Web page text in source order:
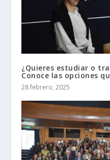
¿Quieres estudiar o
Conoce las opciones
28 febrero, 2025